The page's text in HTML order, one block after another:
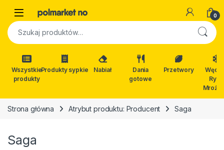
Open 0
Szukaj:
Wszystkie
produkty
Produkty sypkie Nabiał
Dania
gotowe
Przetwory
Ryby
Strona główna Atrybut produktu: Producent Saga
Saga